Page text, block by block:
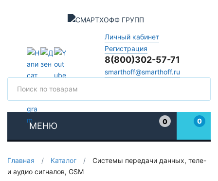
Личный кабинет
Регистрация
8(800)302-57-71
smarthoff@smarthoff.ru
МЕНЮ
0
0
Главная / Каталог /
Системы передачи данных, теле-
и аудио сигналов, GSM